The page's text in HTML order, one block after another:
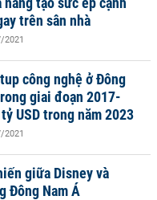
trên sân nhà
2021
công nghệ ở Đông
giai đoạn 2017-
USD trong năm 2023
2021
giữa Disney và
Đông Nam Á